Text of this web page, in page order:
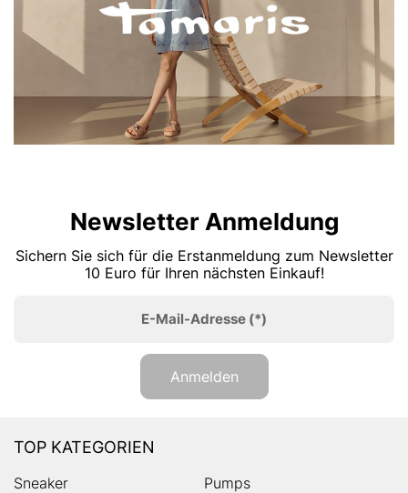
Newsletter Anmeldung
Sichern Sie sich für die Erstanmeldung zum Newsletter
10 Euro für Ihren nächsten Einkauf!
E-Mail-Adresse (*)
Anmelden
TOP KATEGORIEN
Sneaker
Pumps